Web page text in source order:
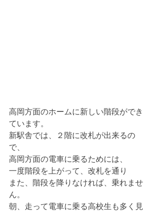
高岡方面のホームに新しい階段ができ
ています。
新駅舎では、２階に改札が出来るの
で、
高岡方面の電車に乗るためには、
一度階段を上がって、改札を通り
また、階段を降りなければ、乗れませ
ん。
朝、走って電車に乗る高校生も多く見